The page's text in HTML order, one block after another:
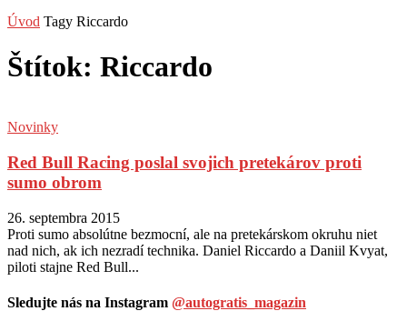
Úvod Tagy Riccardo
Štítok: Riccardo
Novinky
Red Bull Racing poslal svojich pretekárov proti
sumo obrom
26. septembra 2015
Proti sumo absolútne bezmocní, ale na pretekárskom okruhu niet
nad nich, ak ich nezradí technika. Daniel Riccardo a Daniil Kvyat,
piloti stajne Red Bull...
Sledujte nás na Instagram @autogratis_magazin